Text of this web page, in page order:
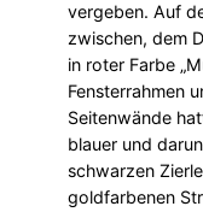
vergeben. Auf
zwischen, dem
in roter Farbe
Fensterrahmen
Seitenwände
blauer und
schwarzen
goldfarbenen